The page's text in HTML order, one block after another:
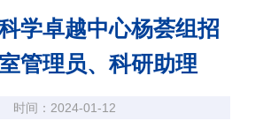
学卓越中心杨荟组招
管理员、科研助理
时间：2024-01-12